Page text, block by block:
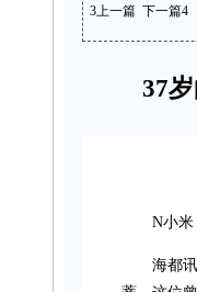
3上一篇 下一篇4
37
N小米
海都